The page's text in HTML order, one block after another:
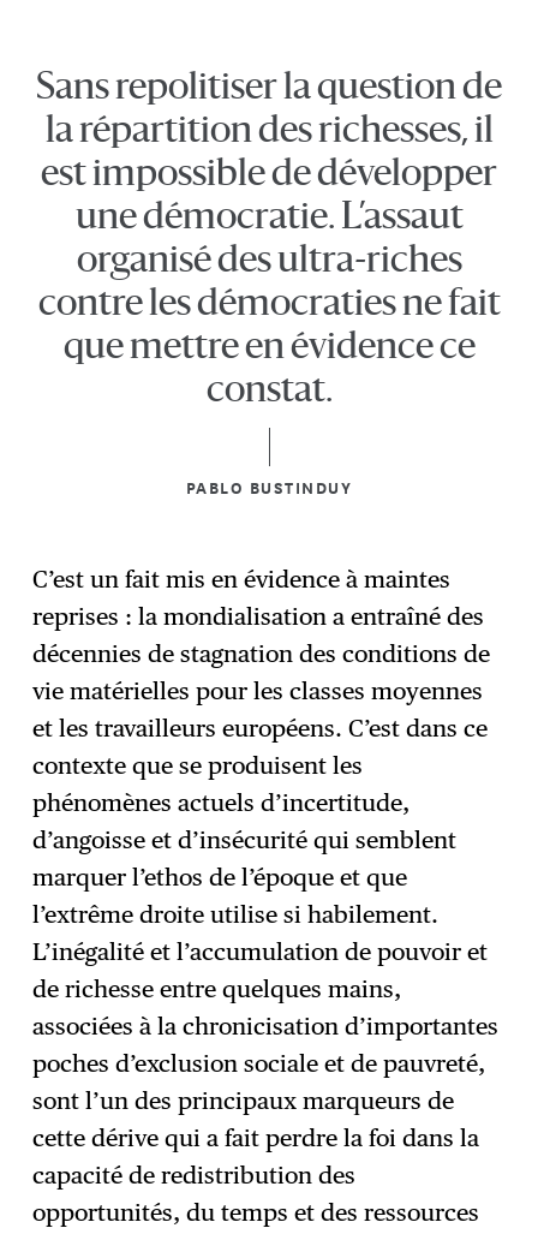
Sans repolitiser la question de
la répartition des richesses, il
est impossible de développer
une démocratie. L’assaut
organisé des ultra-riches
contre les démocraties ne fait
que mettre en évidence ce
constat.
PABLO BUSTINDUY
C’est un fait mis en évidence à maintes
reprises : la mondialisation a entraîné des
décennies de stagnation des conditions de
vie matérielles pour les classes moyennes
et les travailleurs européens. C’est dans ce
contexte que se produisent les
phénomènes actuels d’incertitude,
d’angoisse et d’insécurité qui semblent
marquer l’ethos de l’époque et que
l’extrême droite utilise si habilement.
L’inégalité et l’accumulation de pouvoir et
de richesse entre quelques mains,
associées à la chronicisation d’importantes
poches d’exclusion sociale et de pauvreté,
sont l’un des principaux marqueurs de
cette dérive qui a fait perdre la foi dans la
capacité de redistribution des
opportunités, du temps et des ressources